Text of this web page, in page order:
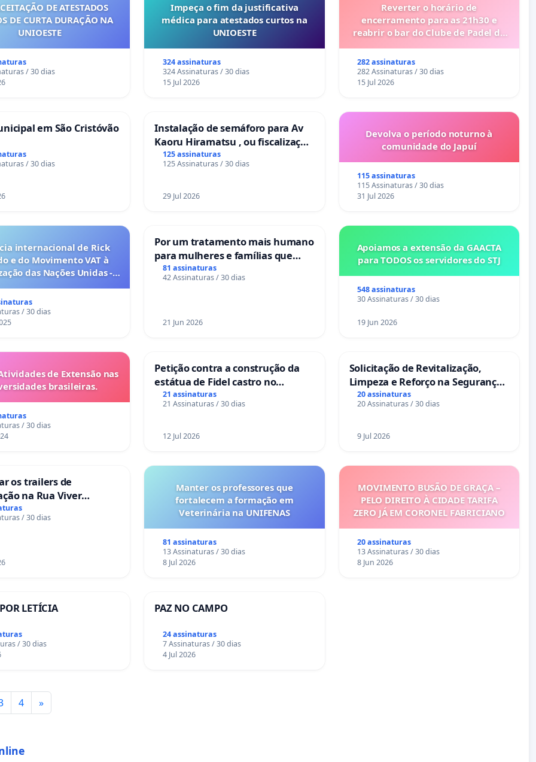
DE ATESTADOS
DE CURTA DURAÇÃO NA
UNIOESTE
/ 30 dias
Impeça o fim da justificativa
médica para atestados curtos na
UNIOESTE
324 assinaturas
324 Assinaturas / 30 dias
15 Jul 2026
Reverter o horário de
encerramento para as 21h30 e
reabrir o bar do Clube de Padel de
282 assinaturas
282 Assinaturas / 30 dias
15 Jul 2026
em São Cristóvão
/ 30 dias
Instalação de semáforo para Av
Kaoru Hiramatsu , ou fiscalização
Eletrônica
125 assinaturas
125 Assinaturas / 30 dias
29 Jul 2026
Devolva o período noturno à
comunidade do Japuí
115 assinaturas
115 Assinaturas / 30 dias
31 Jul 2026
internacional de Rick
e do Movimento VAT à
das Nações Unidas -
6x1 enquanto o lobby
compra a omissão do
/ 30 dias
Por um tratamento mais humano
para mulheres e famílias que
sofrem uma perda gestacional
nos hospitais portugueses
81 assinaturas
42 Assinaturas / 30 dias
21 Jun 2026
Apoiamos a extensão da GAACTA
para TODOS os servidores do STJ
548 assinaturas
30 Assinaturas / 30 dias
19 Jun 2026
de Extensão nas
brasileiras.
/ 30 dias
Petição contra a construção da
estátua de Fidel castro no
mirante do Caju
21 assinaturas
21 Assinaturas / 30 dias
12 Jul 2026
Solicitação de Revitalização,
Limpeza e Reforço na Segurança
das Praças da Rua Cachoeira das
Sete Ilhas
20 assinaturas
20 Assinaturas / 30 dias
9 Jul 2026
os trailers de
na Rua Viver
/ 30 dias
Manter os professores que
fortalecem a formação em
Veterinária na UNIFENAS
81 assinaturas
13 Assinaturas / 30 dias
8 Jul 2026
MOVIMENTO BUSÃO DE GRAÇA –
PELO DIREITO À CIDADE TARIFA
ZERO JÁ EM CORONEL FABRICIANO
20 assinaturas
13 Assinaturas / 30 dias
8 Jun 2026
LETÍCIA
/ 30 dias
PAZ NO CAMPO
24 assinaturas
7 Assinaturas / 30 dias
4 Jul 2026
4 »